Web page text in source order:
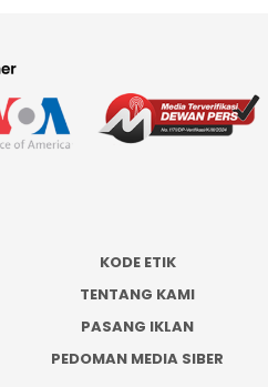
KODE ETIK
TENTANG KAMI
PASANG IKLAN
PEDOMAN MEDIA SIBER